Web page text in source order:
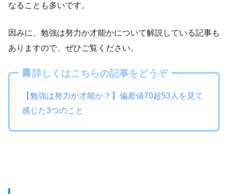
なることも多いです。
因みに、勉強は努力か才能かについて解説している記事も
ありますので、ぜひご覧ください。
詳しくはこちらの記事をどうぞ
【勉強は努力か才能か？】偏差値70超53人を見て
感じた3つのこと